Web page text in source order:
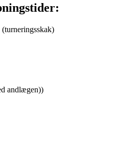
andlægen))